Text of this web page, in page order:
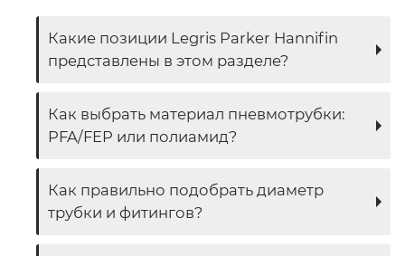
Какие позиции Legris Parker Hannifin
представлены в этом разделе?
Как выбрать материал пневмотрубки:
PFA/FEP или полиамид?
Как правильно подобрать диаметр
трубки и фитингов?